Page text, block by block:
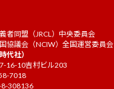
者同盟（JRCL）中央委員会
協議会（NCIW）全国運営委員会
代社）
16-10吉村ビル203
7018
308136